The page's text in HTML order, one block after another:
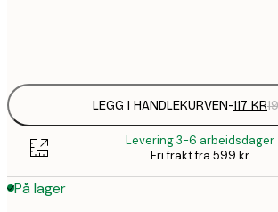
LEGG I HANDLEKURVEN-117 KR
Levering 3-6 arbeidsdager
Fri frakt fra 599 kr
På lager